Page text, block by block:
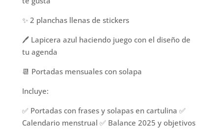
✨ 2 planchas llenas de stickers
🖊️ Lapicera azul haciendo juego con el diseño de
tu agenda
📆 Portadas mensuales con solapa
Incluye:
✅ Portadas con frases y solapas en cartulina ✅
Calendario menstrual ✅ Balance 2025 y objetivos